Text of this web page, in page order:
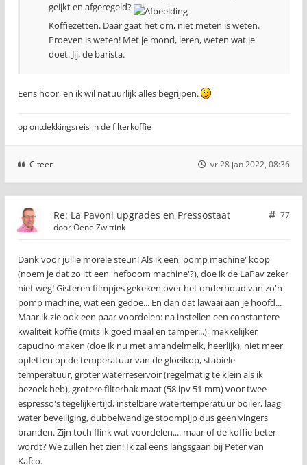
geijkt en afgeregeld?
Koffiezetten. Daar gaat het om, niet meten is weten.
Proeven is weten! Met je mond, leren, weten wat je
doet. Jij, de barista.
Eens hoor, en ik wil natuurlijk alles begrijpen.
op ontdekkingsreis in de filterkoffie
Citeer vr 28 jan 2022, 08:36
Re: La Pavoni upgrades en Pressostaat
77
doorOene Zwittink
Dank voor jullie morele steun! Als ik een 'pomp machine' koop
(noem je dat zo itt een 'hefboom machine'?), doe ik de LaPav zeker
niet weg! Gisteren filmpjes gekeken over het onderhoud van zo'n
pomp machine, wat een gedoe... En dan dat lawaai aan je hoofd...
Maar ik zie ook een paar voordelen: na instellen een constantere
kwaliteit koffie (mits ik goed maal en tamper...), makkelijker
capucino maken (doe ik nu met amandelmelk, heerlijk), niet meer
opletten op de temperatuur van de gloeikop, stabiele
temperatuur, groter waterreservoir (regelmatig te klein als ik
bezoek heb), grotere filterbak maat (58 ipv 51 mm) voor twee
espresso's tegelijkertijd, instelbare watertemperatuur boiler, laag
water beveiliging, dubbelwandige stoompijp dus geen vingers
branden. Zijn toch flink wat voordelen.... maar of de koffie beter
wordt? We zullen het zien! Ik zal eens langsgaan bij Peter van
Kafco.